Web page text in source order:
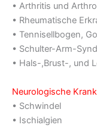
• Arthritis und
• Rheumatische
• Tennisellbogen,
• Schulter-Arm-
• Hals-,Brust-, und
Neurologische
• Schwindel
• Ischialgien